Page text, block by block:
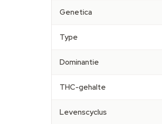
Genetica
Type
Dominantie
THC-gehalte
Levenscyclus